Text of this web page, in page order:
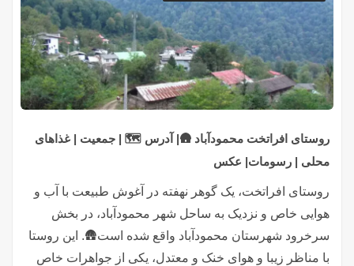
روستای افراتخت محمودآباد 🛖| آدرس 🗺️ | جمعیت | غذاهای
محلی | رسومات| عکس
روستای افراتخت، یک گوهر نهفته در آغوش طبیعت با آب و
هوایی خاص و نزدیک به ساحل شهر محمودآباد، در بخش
سرخرود شهرستان محمودآباد واقع شده است🛖. این روستا
با مناظر زیبا و هوای خنک و معتدل، یکی از جواهرات خاص